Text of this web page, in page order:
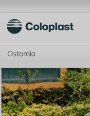
Ostomia